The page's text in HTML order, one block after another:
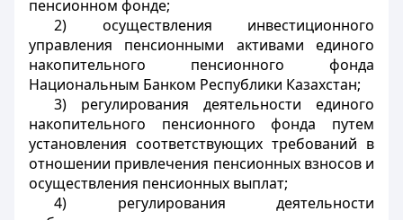
пенсионном фонде;
2) осуществления инвестиционного
управления пенсионными активами единого
накопительного пенсионного фонда
Национальным Банком Республики Казахстан;
3) регулирования деятельности единого
накопительного пенсионного фонда путем
установления соответствующих требований в
отношении привлечения пенсионных взносов и
осуществления пенсионных выплат;
4) регулирования деятельности